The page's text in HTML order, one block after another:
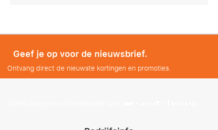
Geef je op voor de nieuwsbrief.
Ontvang direct de nieuwste kortingen en promoties.